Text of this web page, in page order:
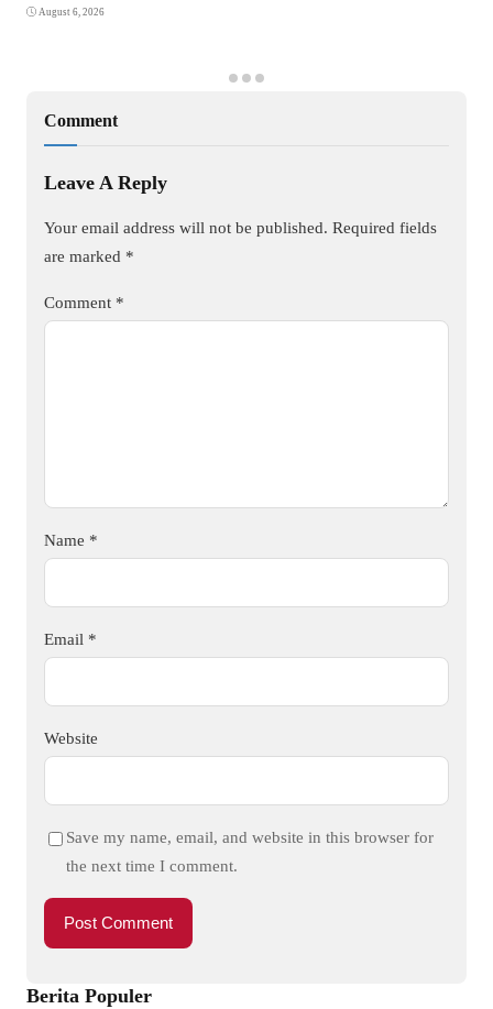
August 6, 2026
Comment
Leave A Reply
Your email address will not be published. Required fields
are marked *
Comment *
Name *
Email *
Website
Save my name, email, and website in this browser for
the next time I comment.
Berita Populer